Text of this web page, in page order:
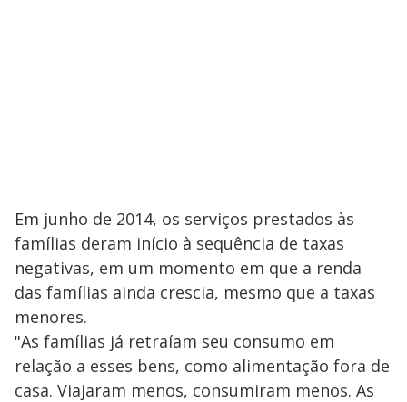
Em junho de 2014, os serviços prestados às
famílias deram início à sequência de taxas
negativas, em um momento em que a renda
das famílias ainda crescia, mesmo que a taxas
menores.
"As famílias já retraíam seu consumo em
relação a esses bens, como alimentação fora de
casa. Viajaram menos, consumiram menos. As